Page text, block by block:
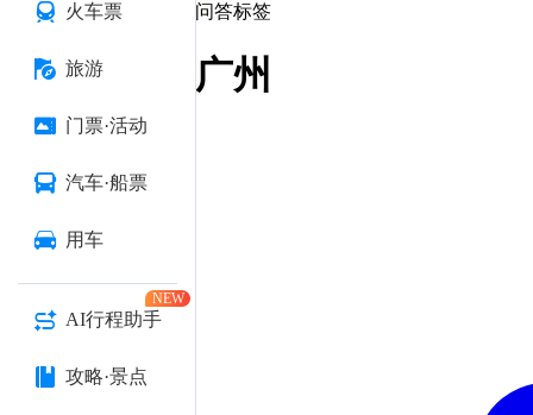
火车票
旅游
门票·活动
汽车·船票
用车
AI行程助手
NEW
攻略·景点
问答标签
广州